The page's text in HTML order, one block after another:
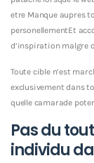
etre Manque aupres
personellementEt
d’inspiration malgre
Toute cible n’est
exclusivement dans
quelle camarade
Pas du
individu